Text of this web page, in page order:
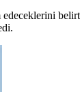
edeceklerini